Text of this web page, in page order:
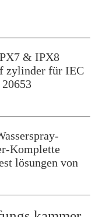
& IPX8
zylinder für IEC
Komplette
lösungen von